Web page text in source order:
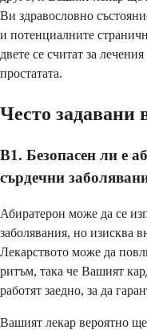
Ви здравословно
и потенциалните
двете се считат за
простатата.
Често задавани
В1. Безопасен ли е
сърдечни
Абиратерон може да се
заболявания, но изисква
Лекарството може да
ритъм, така че Вашият
работят заедно, за да
Вашият лекар вероятно